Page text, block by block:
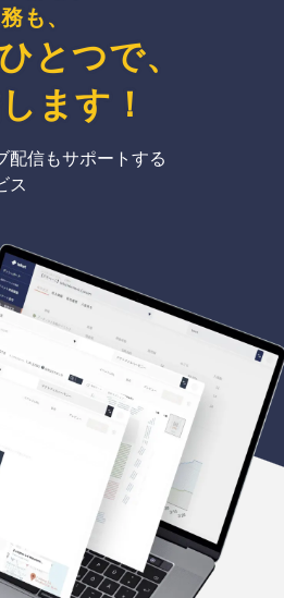
も、
ひとつで、
します ！
配信もサポートする
ス